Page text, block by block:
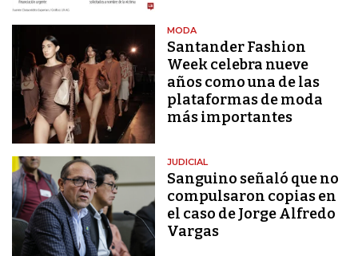
MODA
Santander Fashion
Week celebra nueve
años como una de las
plataformas de moda
más importantes
JUDICIAL
Sanguino señaló que no
compulsaron copias en
el caso de Jorge Alfredo
Vargas